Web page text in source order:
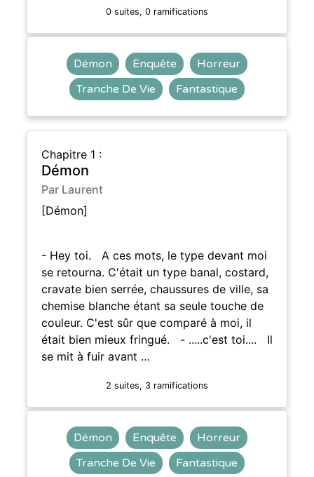
0 suites, 0 ramifications
Démon Enquête
Horreur
Tranche De Vie
Fantastique
Chapitre 1 :
Démon
Par Laurent
[Démon]
- Hey toi. A ces mots, le type devant moi
se retourna. C'était un type banal, costard,
cravate bien serrée, chaussures de ville, sa
chemise blanche étant sa seule touche de
couleur. C'est sûr que comparé à moi, il
était bien mieux fringué. - .....c'est toi.... Il
se mit à fuir avant …
2 suites, 3 ramifications
Démon Enquête
Horreur
Tranche De Vie
Fantastique